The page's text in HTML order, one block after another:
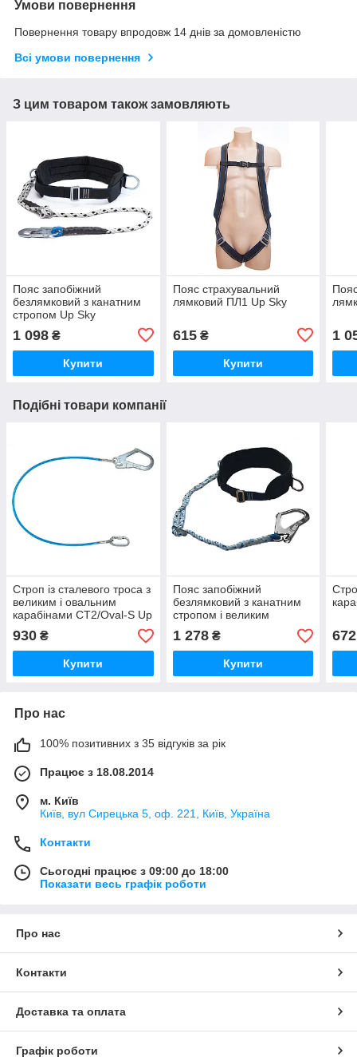
Умови повернення
Повернення товару впродовж 14 днів за домовленістю
Всі умови повернення
З цим товаром також замовляють
Пояс запобіжний
безлямковий з канатним
стропом Up Sky
1 098 ₴
Купити
Пояс страхувальний
лямковий ПЛ1 Up Sky
615₴
Купити
1
Подібні товари компанії
Строп із сталевого троса з
великим і овальним
карабінами СТ2/Oval-S Up
Sky
930 ₴
Купити
Пояс запобіжний
безлямковий з канатним
стропом і великим
карабіном
1 278₴
Купити
672
Про нас
100% позитивних з 35 відгуків за рік
Працює з 18.08.2014
м. Київ
Київ, вул Сирецька 5, оф. 221, Київ, Україна
Контакти
Сьогодні працює з 09:00 до 18:00
Показати весь графік роботи
Про нас
Контакти
Доставка та оплата
Графік роботи